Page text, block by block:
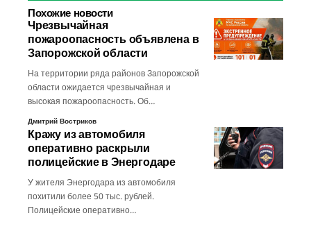
Похожие новости
Чрезвычайная
пожароопасность объявлена в
Запорожской области
На территории ряда районов Запорожской
области ожидается чрезвычайная и
высокая пожароопасность. Об…
Дмитрий Востриков
Кражу из автомобиля
оперативно раскрыли
полицейские в Энергодаре
У жителя Энергодара из автомобиля
похитили более 50 тыс. рублей.
Полицейские оперативно…